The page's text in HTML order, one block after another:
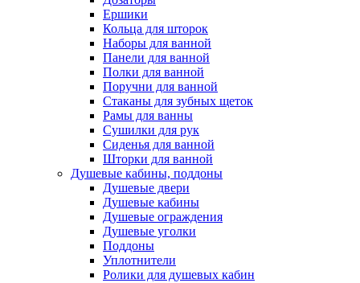
Ершики
Кольца для шторок
Наборы для ванной
Панели для ванной
Полки для ванной
Поручни для ванной
Стаканы для зубных щеток
Рамы для ванны
Сушилки для рук
Сиденья для ванной
Шторки для ванной
Душевые кабины, поддоны
Душевые двери
Душевые кабины
Душевые ограждения
Душевые уголки
Поддоны
Уплотнители
Ролики для душевых кабин